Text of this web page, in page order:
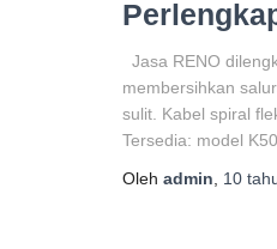
Jasa RENO
membersihkan
sulit. Kabel spiral
Tersedia: model
Oleh admin 10